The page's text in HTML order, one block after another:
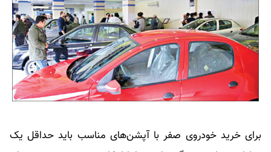
برای خرید خودروی صفر با آپشن‌های مناسب باید حداقل یک